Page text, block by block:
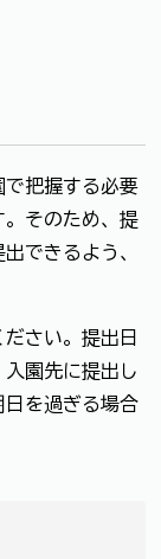
で把握する必要
。そのため、提
できるよう、
さい。提出日
園先に提出し
日を過ぎる場合